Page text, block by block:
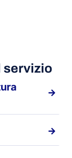
servizio